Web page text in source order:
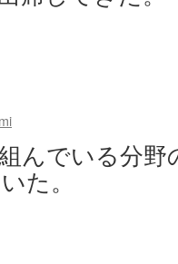
んでいる分野
た。